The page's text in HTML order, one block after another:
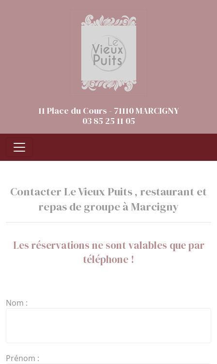
11 Place du Cours - 71110 MARCIGNY
03 85 25 11 05
Contacter Le Vieux Puits , restaurant et
repas de groupe à Marcigny
Les réservations ne sont valables que par
téléphone !
Nom :
Prénom :